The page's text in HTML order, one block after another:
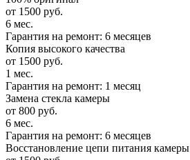
от 1500 руб.
6 мес.
Гарантия на ремонт: 6 месяцев
Копия высокого качества
от 1500 руб.
1 мес.
Гарантия на ремонт: 1 месяц
Замена стекла камеры
от 800 руб.
6 мес.
Гарантия на ремонт: 6 месяцев
Восстановление цепи питания камеры